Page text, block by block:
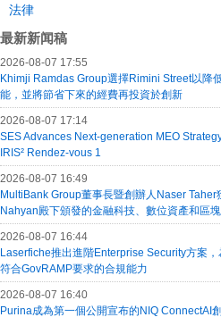
法律
最新新闻稿
2026-08-07 17:55
Khimji Ramdas Group選擇Rimini Street以降
能，並將節省下來的經費再投資於創新
2026-08-07 17:14
SES Advances Next-generation MEO
IRIS² Rendez-vous 1
2026-08-07 16:49
MultiBank Group董事長暨創辦人Naser
Nahyan殿下頒發的金融科技、數位資產和區
2026-08-07 16:44
Laserfiche推出進階Enterprise Security方案
符合GovRAMP要求的合規能力
2026-08-07 16:40
Purina成為第一個公開宣布的NIQ ConnectAI